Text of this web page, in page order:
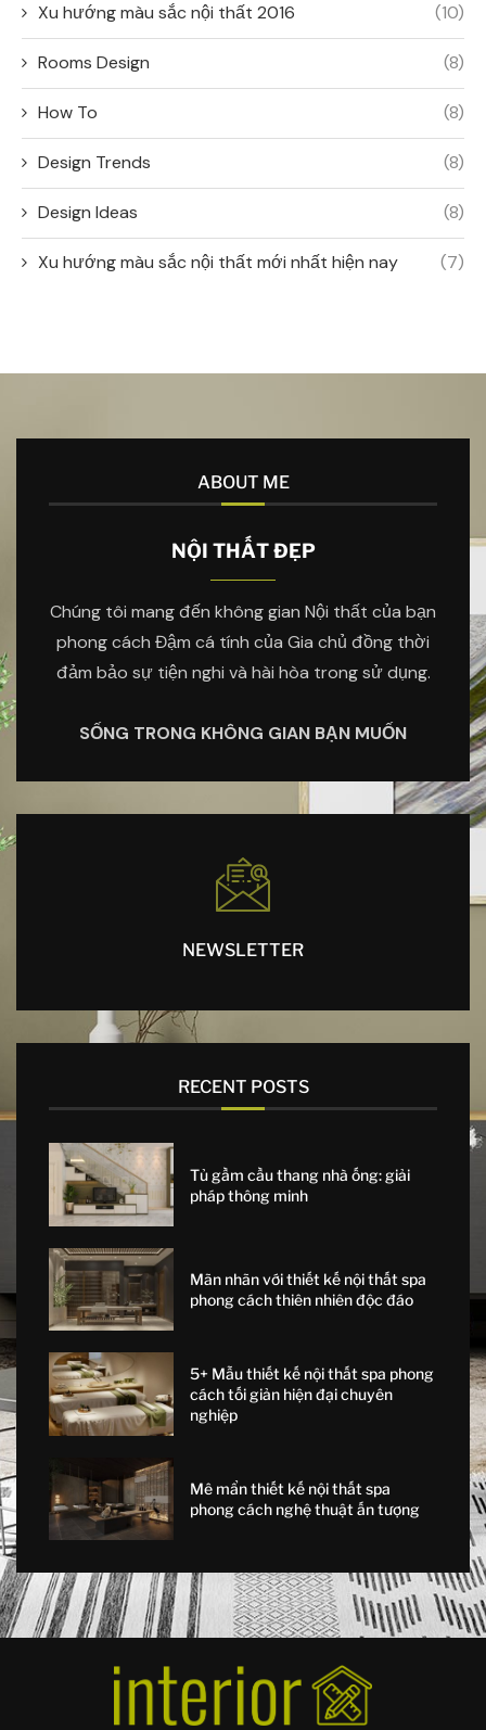
Xu hướng màu sắc nội thất 2016 (10)
Rooms Design (8)
How To (8)
Design Trends (8)
Design Ideas (8)
Xu hướng màu sắc nội thất mới nhất hiện nay (7)
ABOUT ME
NỘI THẤT ĐẸP
Chúng tôi mang đến không gian Nội thất của bạn
phong cách Đậm cá tính của Gia chủ đồng thời
đảm bảo sự tiện nghi và hài hòa trong sử dụng.
SỐNG TRONG KHÔNG GIAN BẠN MUỐN
NEWSLETTER
RECENT POSTS
Tủ gầm cầu thang nhà ống: giải
pháp thông minh
Mãn nhãn với thiết kế nội thất spa
phong cách thiên nhiên độc đáo
5+ Mẫu thiết kế nội thất spa phong
cách tối giản hiện đại chuyên
nghiệp
Mê mẩn thiết kế nội thất spa
phong cách nghệ thuật ấn tượng